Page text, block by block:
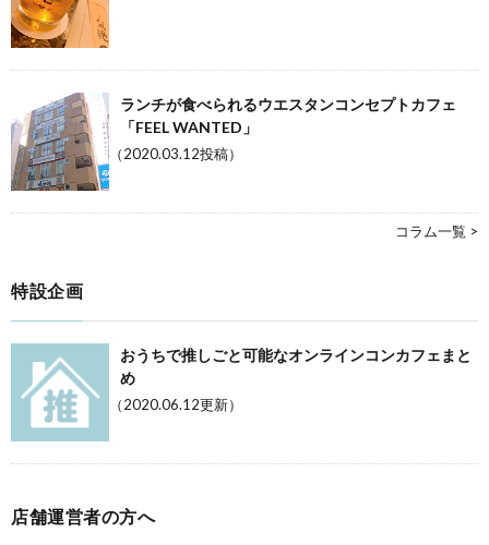
ランチが食べられるウエスタンコンセプトカフェ
「FEEL WANTED」
（2020.03.12投稿）
コラム一覧 >
特設企画
おうちで推しごと可能なオンラインコンカフェまと
め
（2020.06.12更新）
店舗運営者の方へ